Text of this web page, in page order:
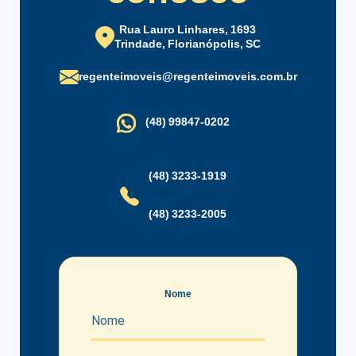
Semimobiliado
Suíte Master
Vista Panorâmica
Circuito Fechado de TV
Rua Lauro Linhares, 1693
Trindade, Florianópolis, SC
regenteimoveis@regenteimoveis.com.br
(48) 99847-0202
(48) 3233-1919
(48) 3233-2005
Nome